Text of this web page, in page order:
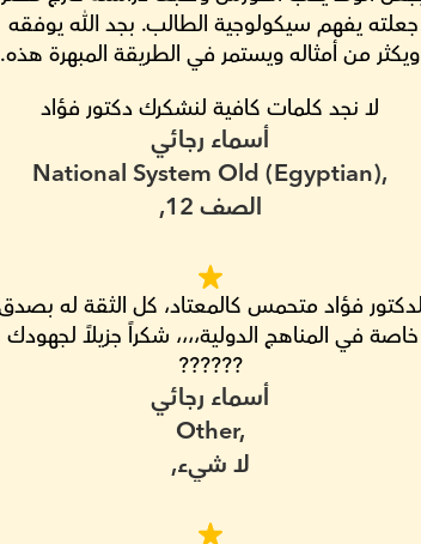
ويكثر من أمثاله ويستمر في الطريقة المبهرة هذه.
لا نجد كلمات كافية لنشكرك دكتور فؤاد
أسماء رجائي
الصف 12,
National System Old (Egyptian),
خاصة في المناهج الدولية،،،، شكراً جزيلاً لجهودك
??????
أسماء رجائي
لا شيء,
Other,